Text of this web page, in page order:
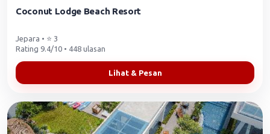
Coconut Lodge Beach Resort
Jepara • ⭐ 3
Rating 9.4/10 • 448 ulasan
Lihat & Pesan